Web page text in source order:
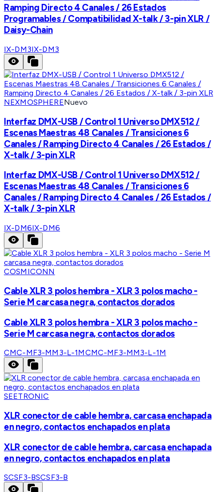
Ramping Directo 4 Canales / 26 Estados
Programables / Compatibilidad X-talk / 3-pin XLR /
Daisy-Chain
IX-DM3IX-DM3
NEXMOSPHERENuevo
Interfaz DMX-USB / Control 1 Universo DMX512 /
Escenas Maestras 48 Canales / Transiciones 6
Canales / Ramping Directo 4 Canales / 26 Estados /
X-talk / 3-pin XLR
Interfaz DMX-USB / Control 1 Universo DMX512 /
Escenas Maestras 48 Canales / Transiciones 6
Canales / Ramping Directo 4 Canales / 26 Estados /
X-talk / 3-pin XLR
IX-DM6IX-DM6
COSMICONN
Cable XLR 3 polos hembra - XLR 3 polos macho -
Serie M carcasa negra, contactos dorados
Cable XLR 3 polos hembra - XLR 3 polos macho -
Serie M carcasa negra, contactos dorados
CMC-MF3-MM3-L-1MCMC-MF3-MM3-L-1M
SEETRONIC
XLR conector de cable hembra, carcasa enchapada
en negro, contactos enchapados en plata
XLR conector de cable hembra, carcasa enchapada
en negro, contactos enchapados en plata
SCSF3-BSCSF3-B